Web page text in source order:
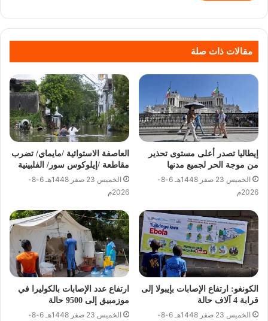
مقالات ذات صلة
إيطاليا تصدر أعلى مستوى تحذير
من موجة الحر لجميع مدنها
الخميس 23 صفر 1448هـ 6-8-
2026م
العاصفة الاستوائية /مايماي/ تضرب
مقاطعة /إيلوكوس سور/ الفلبينية
الخميس 23 صفر 1448هـ 6-8-
2026م
الكونغو: ارتفاع الإصابات بإيبولا إلى
قرابة 4 آلاف حالة
الخميس 23 صفر 1448هـ 6-8-
ارتفاع عدد الإصابات بالكوليرا في
موزمبيق إلى 9500 حالة
الخميس 23 صفر 1448هـ 6-8-